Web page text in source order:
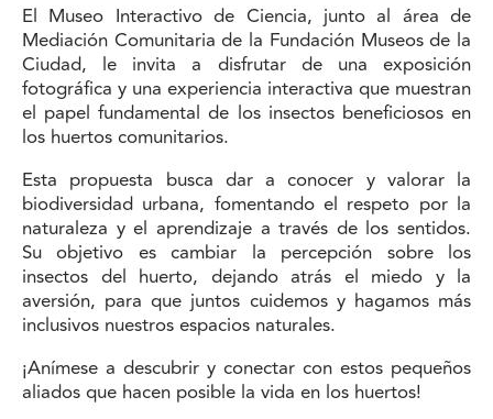
El Museo Interactivo de Ciencia, junto al área de
Mediación Comunitaria de la Fundación Museos de la
Ciudad, le invita a disfrutar de una exposición
fotográfica y una experiencia interactiva que muestran
el papel fundamental de los insectos beneficiosos en
los huertos comunitarios.
Esta propuesta busca dar a conocer y valorar la
biodiversidad urbana, fomentando el respeto por la
naturaleza y el aprendizaje a través de los sentidos.
Su objetivo es cambiar la percepción sobre los
insectos del huerto, dejando atrás el miedo y la
aversión, para que juntos cuidemos y hagamos más
inclusivos nuestros espacios naturales.
¡Anímese a descubrir y conectar con estos pequeños
aliados que hacen posible la vida en los huertos!